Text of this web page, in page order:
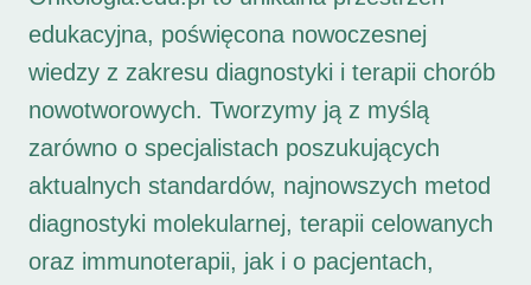
edukacyjna, poświęcona nowoczesnej
wiedzy z zakresu diagnostyki i terapii chorób
nowotworowych. Tworzymy ją z myślą
zarówno o specjalistach poszukujących
aktualnych standardów, najnowszych metod
diagnostyki molekularnej, terapii celowanych
oraz immunoterapii, jak i o pacjentach,